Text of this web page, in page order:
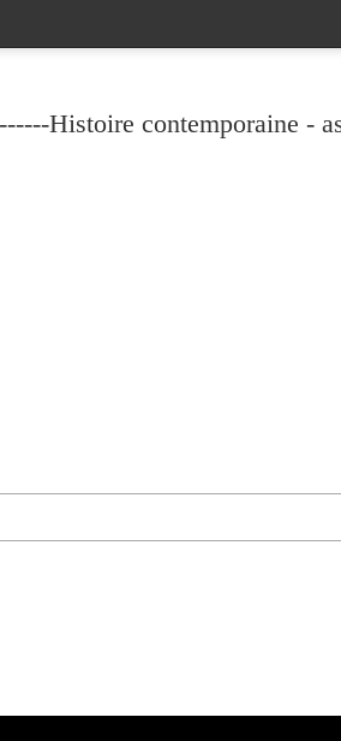
Histoire contemporaine -